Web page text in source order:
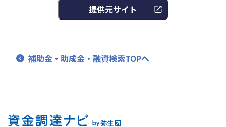
提供元サイト
補助金・助成金・融資検索TOPへ